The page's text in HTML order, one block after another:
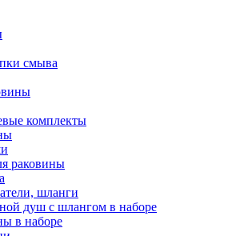
смыва
комплекты
раковины
шланги
душ с шлангом в наборе
в наборе